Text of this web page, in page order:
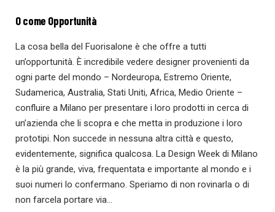
O come Opportunità
La cosa bella del Fuorisalone è che offre a tutti
un’opportunità. È incredibile vedere designer provenienti da
ogni parte del mondo – Nordeuropa, Estremo Oriente,
Sudamerica, Australia, Stati Uniti, Africa, Medio Oriente –
confluire a Milano per presentare i loro prodotti in cerca di
un’azienda che li scopra e che metta in produzione i loro
prototipi. Non succede in nessuna altra città e questo,
evidentemente, significa qualcosa. La Design Week di Milano
è la più grande, viva, frequentata e importante al mondo e i
suoi numeri lo confermano. Speriamo di non rovinarla o di
non farcela portare via…